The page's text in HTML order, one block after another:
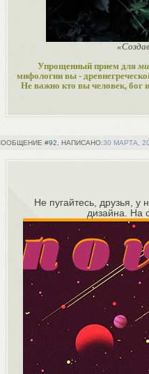
Упрощенный прием для
мифологии вы -
Не важно кто вы человек, бог
92 30 МАРТА,
Не пугайтесь, друзья, у
дизайна. На